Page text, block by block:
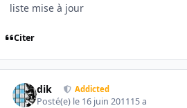
liste mise à jour
Citer
dik Addicted
Posté(e) le 16 juin 201115 a